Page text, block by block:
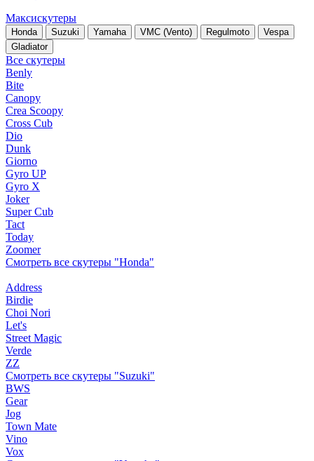
Максискутеры
Honda Suzuki Yamaha VMC (Vento) Regulmoto
Vespa
Gladiator
Все скутеры
Benly
Bite
Canopy
Crea Scoopy
Cross Cub
Dio
Dunk
Giorno
Gyro UP
Gyro X
Joker
Super Cub
Tact
Today
Zoomer
Смотреть все скутеры "Honda"
Address
Birdie
Choi Nori
Let's
Street Magic
Verde
ZZ
Смотреть все скутеры "Suzuki"
BWS
Gear
Jog
Town Mate
Vino
Vox